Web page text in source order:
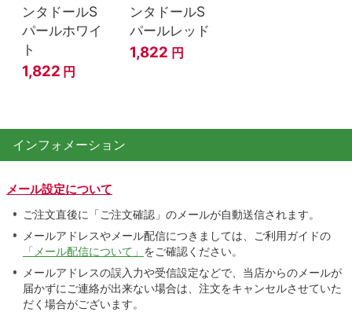
ンタドールS
パールホワイ
ト
1,822 円
ンタドールS
パールレッド
1,822 円
インフォメーション
メール設定について
ご注文直後に「ご注文確認」のメールが自動送信されます。
メールアドレスやメール配信につきましては、ご利用ガイドの
「メール配信について」 をご確認ください。
メールアドレスの誤入力や受信設定などで、当店からのメールが
届かずにご連絡が出来ない場合は、注文をキャンセルさせていた
だく場合がございます。